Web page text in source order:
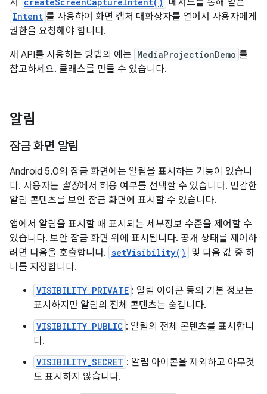
저
메서드를 통해 얻은
Intent 를 사용하여 화면 캡처 대화상자를 열어서 사용자에게
권한을 요청해야 합니다.
새 API를 사용하는 방법의 예는 MediaProjectionDemo 를
참고하세요. 클래스를 만들 수 있습니다.
알림
잠금 화면 알림
Android 5.0의 잠금 화면에는 알림을 표시하는 기능이 있습니
다. 사용자는 설정에서 허용 여부를 선택할 수 있습니다. 민감한
알림 콘텐츠를 보안 잠금 화면에 표시할 수 있습니다.
앱에서 알림을 표시할 때 표시되는 세부정보 수준을 제어할 수
있습니다. 보안 잠금 화면 위에 표시됩니다. 공개 상태를 제어하
려면 다음을 호출합니다. setVisibility()
및 다음 값 중 하
나를 지정합니다.
VISIBILITY_PRIVATE : 알림 아이콘 등의 기본 정보는
표시하지만 알림의 전체 콘텐츠는 숨깁니다.
VISIBILITY_PUBLIC : 알림의 전체 콘텐츠를 표시합니
다.
VISIBILITY_SECRET : 알림 아이콘을 제외하고 아무것
도 표시하지 않습니다.